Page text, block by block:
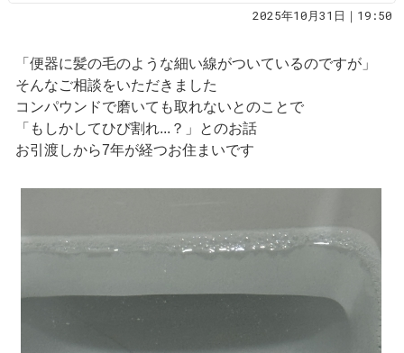
2025年10月31日｜19:50
「便器に髪の毛のような細い線がついているのですが」
そんなご相談をいただきました
コンパウンドで磨いても取れないとのことで
「もしかしてひび割れ...？」とのお話
お引渡しから7年が経つお住まいです